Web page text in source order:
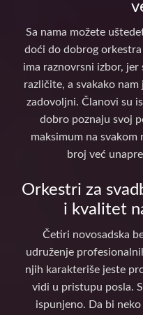
Sa nama možete
doći do dobrog orkestra
ima raznovrsni izbor,
različite, a svakako
zadovoljni. Članovi su
dobro poznaju svoj
maksimum na
broj već
Orkestri za
i kvalitet
Četiri novosadska
udruženje
njih karakteriše jeste
vidi u pristupu posla.
ispunjeno. Da bi